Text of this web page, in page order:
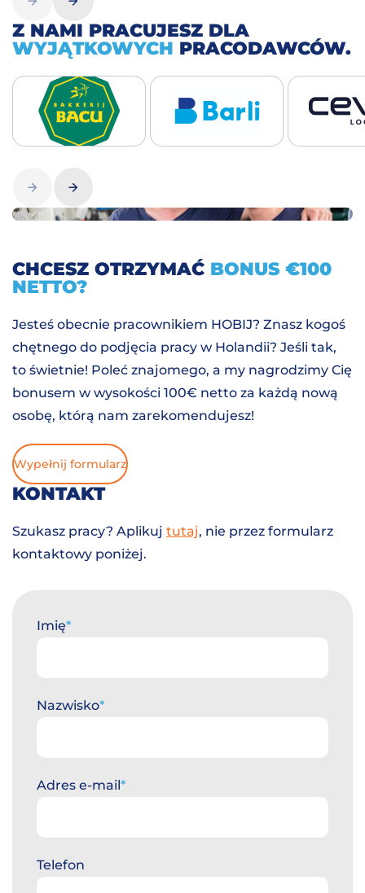
Z NAMI PRACUJESZ DLA
WYJĄTKOWYCH PRACODAWCÓW.
CHCESZ OTRZYMAĆ BONUS €100
NETTO?
Jesteś obecnie pracownikiem HOBIJ? Znasz kogoś
chętnego do podjęcia pracy w Holandii? Jeśli tak,
to świetnie! Poleć znajomego, a my nagrodzimy Cię
bonusem w wysokości 100€ netto za każdą nową
osobę, którą nam zarekomendujesz!
Wypełnij formularz
KONTAKT
Szukasz pracy? Aplikuj tutaj, nie przez formularz
kontaktowy poniżej.
Imię
Nazwisko
Adres e-mail
Telefon